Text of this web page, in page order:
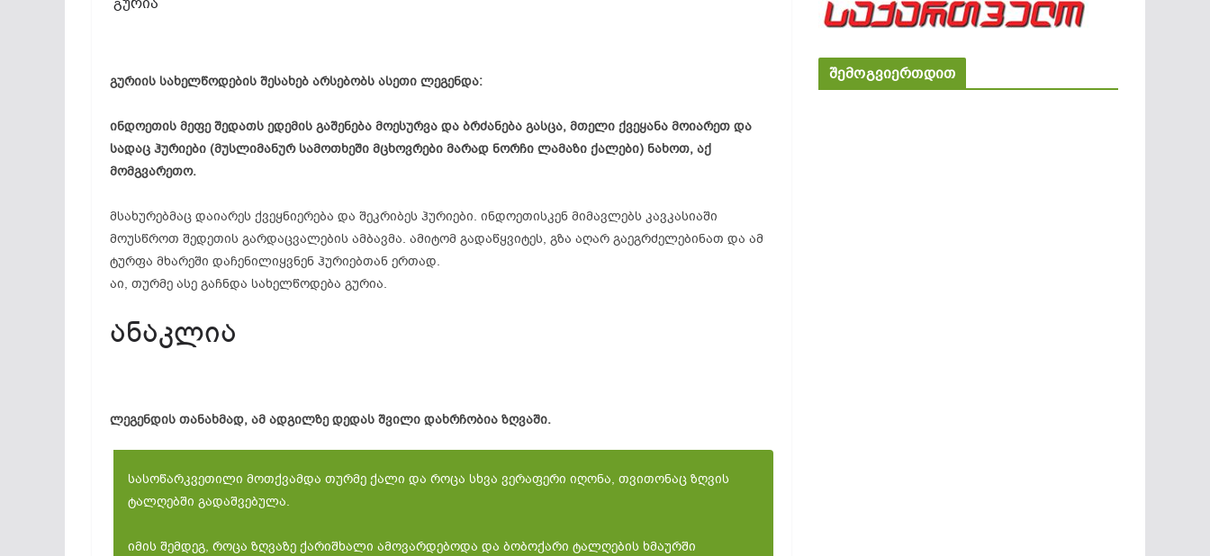
გურიის სახელწოდების შესახებ არსებობს ასეთი ლეგენდა:
ინდოეთის მეფე შედათს ედემის გაშენება მოესურვა და ბრძანება გასცა, მთელი ქვეყანა მოიარეთ და
სადაც ჰურიები (მუსლიმანურ სამოთხეში მცხოვრები მარად ნორჩი ლამაზი ქალები) ნახოთ, აქ
მომგვარეთო.
მსახურებმაც დაიარეს ქვეყნიერება და შეკრიბეს ჰურიები. ინდოეთისკენ მიმავლებს კავკასიაში
მოუსწროთ შედეთის გარდაცვალების ამბავმა. ამიტომ გადაწყვიტეს, გზა აღარ გაეგრძელებინათ და ამ
ტურფა მხარეში დაჩენილიყვნენ ჰურიებთან ერთად.
აი, თურმე ასე გაჩნდა სახელწოდება გურია.
ანაკლია
ლეგენდის თანახმად, ამ ადგილზე დედას შვილი დახრჩობია ზღვაში.
სასოწარკვეთილი მოთქვამდა თურმე ქალი და როცა სხვა ვერაფერი იღონა, თვითონაც ზღვის
ტალღებში გადაშვებულა.
იმის შემდეგ, როცა ზღვაზე ქარიშხალი ამოვარდებოდა და ბობოქარი ტალღების ხმაურში
შემოგვიერთდით